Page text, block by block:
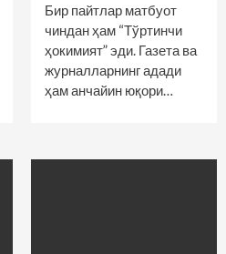
Бир пайтлар матбуот
чиндан ҳам “Тўртинчи
ҳокимият” эди. Газета ва
журналларнинг адади
ҳам анчайин юқори…